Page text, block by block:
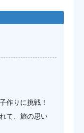
作りに挑戦！
て、旅の思い